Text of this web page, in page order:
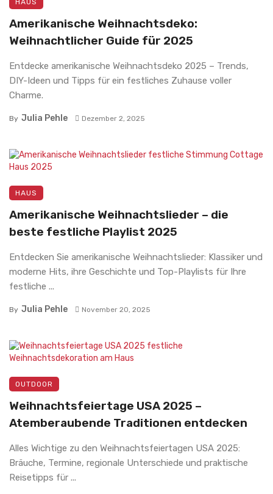
HAUS
Amerikanische Weihnachtsdeko:
Weihnachtlicher Guide für 2025
Entdecke amerikanische Weihnachtsdeko 2025 – Trends,
DIY-Ideen und Tipps für ein festliches Zuhause voller
Charme.
By Julia Pehle Dezember 2, 2025
HAUS
Amerikanische Weihnachtslieder – die
beste festliche Playlist 2025
Entdecken Sie amerikanische Weihnachtslieder: Klassiker und
moderne Hits, ihre Geschichte und Top-Playlists für Ihre
festliche ...
By Julia Pehle November 20, 2025
OUTDOOR
Weihnachtsfeiertage USA 2025 –
Atemberaubende Traditionen entdecken
Alles Wichtige zu den Weihnachtsfeiertagen USA 2025:
Bräuche, Termine, regionale Unterschiede und praktische
Reisetipps für ...